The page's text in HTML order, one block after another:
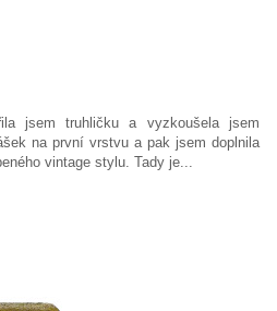
jsem truhličku a vyzkoušela jsem
na první vrstvu a pak jsem doplnila
vintage stylu. Tady je...